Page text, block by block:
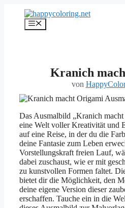
springen
Menü
Kranich
von
Das Ausmalbild „Kranich
eine Welt voller Kreativität und
auf eine Reise, in der du die
deine Fantasie zum Leben
Vorstellungskraft freien Lauf,
dabei zuschaust, wie er mit
zu kunstvollen Formen faltet.
bietet dir die Möglichkeit, den
deine eigene Version dieser
erschaffen. Tauche ein in die